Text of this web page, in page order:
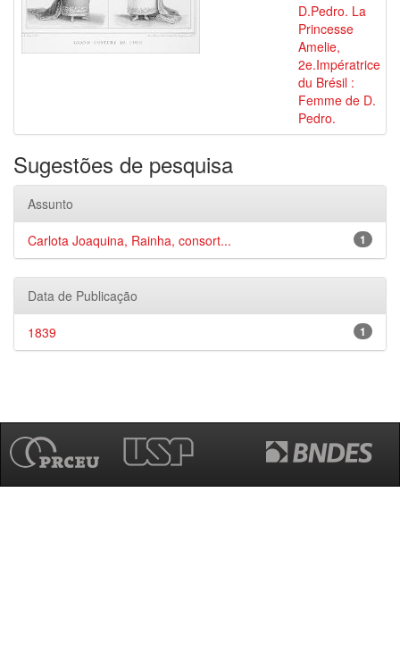
D.Pedro. La
Princesse
Amelie,
2e.Impératrice
du Brésil :
Femme de D.
Pedro.
Sugestões de pesquisa
Assunto
1
Carlota Joaquina, Rainha, consort...
Data de Publicação
1
1839